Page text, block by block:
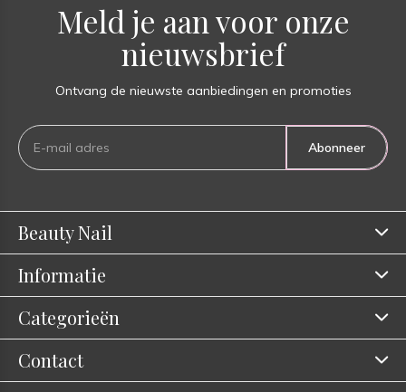
Meld je aan voor onze
nieuwsbrief
Ontvang de nieuwste aanbiedingen en promoties
Abonneer
Beauty Nail
Informatie
Categorieën
Contact